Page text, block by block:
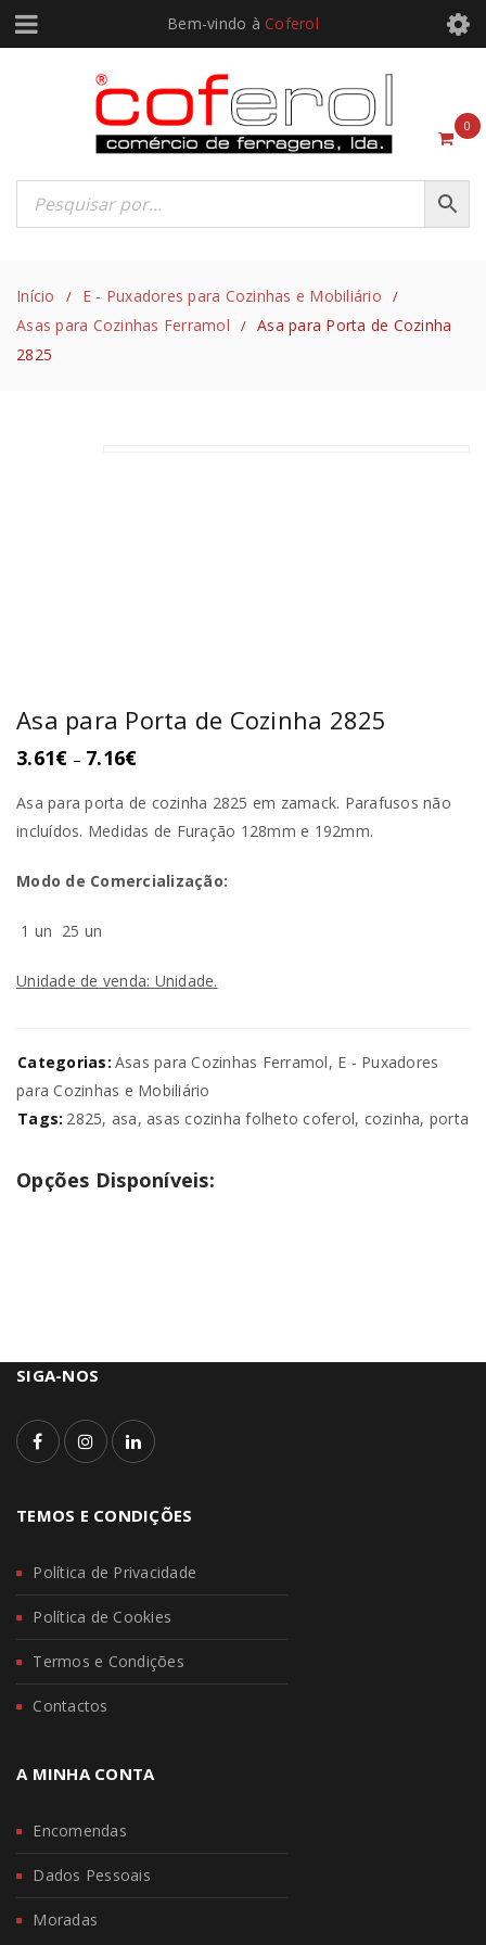
Bem-vindo à Coferol
0
Início / E - Puxadores para Cozinhas e Mobiliário /
Asas para Cozinhas Ferramol / Asa para Porta de Cozinha
2825
Asa para Porta de Cozinha 2825
3.61€ – 7.16€
Asa para porta de cozinha 2825 em zamack. Parafusos não
incluídos. Medidas de Furação 128mm e 192mm.
Modo de Comercialização:
1 un 25 un
Unidade de venda: Unidade.
Categorias: Asas para Cozinhas Ferramol, E - Puxadores
para Cozinhas e Mobiliário
Tags: 2825, asa, asas cozinha folheto coferol, cozinha, porta
Opções Disponíveis:
SIGA-NOS
TEMOS E CONDIÇÕES
Política de Privacidade
Política de Cookies
Termos e Condições
Contactos
A MINHA CONTA
Encomendas
Dados Pessoais
Moradas